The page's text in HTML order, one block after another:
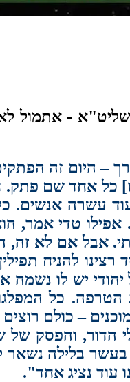
שליט"א - אתמול
היום זה
כל אחד שם פתק.
עשרה
אפילו טדי אמר,
אבל אם לא
להניח
יש לו
כל
– כולם
הדור, והפסק
בלילה נשאר
עוד נציג אחד"‏.